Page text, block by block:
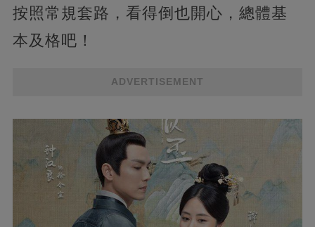
按照常規套路，看得倒也開心，總體基
本及格吧！
ADVERTISEMENT